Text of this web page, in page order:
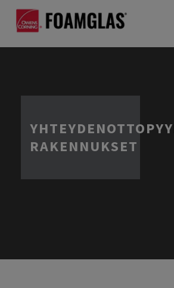
RAKENNUKSET